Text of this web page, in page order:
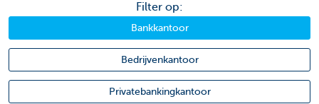
Filter op:
Bankkantoor
Bedrijvenkantoor
Privatebankingkantoor